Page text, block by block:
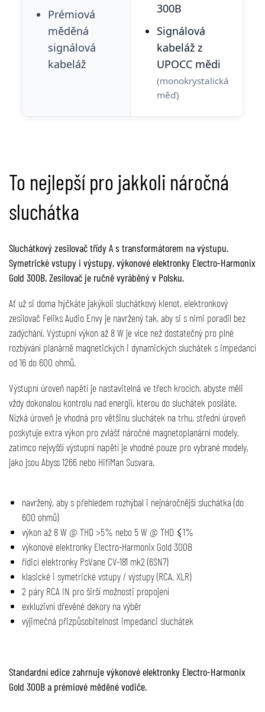
Prémiová
měděná
signálová
kabeláž
300B
Signálová
kabeláž z
UPOCC mědi
(monokrystalická
měď)
To nejlepší pro jakkoli náročná
sluchátka
Sluchátkový zesilovač třídy A s transformátorem na výstupu.
Symetrické vstupy i výstupy, výkonové elektronky Electro-Harmonix
Gold 300B. Zesilovač je ručně vyráběný v Polsku.
Ať už si doma hýčkáte jakýkoli sluchátkový klenot, elektronkový
zesilovač Feliks Audio Envy je navržený tak, aby si s nimi poradil bez
zadýchání. Výstupní výkon až 8 W je více než dostatečný pro plné
rozbývání planárně magnetických i dynamických sluchátek s impedancí
od 16 do 600 ohmů.
Výstupní úroveň napětí je nastavitelná ve třech krocích, abyste měli
vždy dokonalou kontrolu nad energií, kterou do sluchátek posíláte.
Nízká úroveň je vhodná pro většinu sluchátek na trhu, střední úroveň
poskytuje extra výkon pro zvlášť náročné magnetoplanární modely,
zatímco nejvyšší výstupní napětí je vhodné pouze pro vybrané modely,
jako jsou Abyss 1266 nebo HifiMan Susvara.
navržený, aby s přehledem rozhýbal i nejnáročnější sluchátka (do
600 ohmů)
výkon až 8 W @ THD >5% nebo 5 W @ THD ⩽1%
výkonové elektronky Electro-Harmonix Gold 300B
řídicí elektronky PsVane CV-181 mk2 (6SN7)
klasické i symetrické vstupy / výstupy (RCA, XLR)
2 páry RCA IN pro širší možnosti propojení
exkluzivní dřevěné dekory na výběr
výjimečná přizpůsobitelnost impedanci sluchátek
Standardní edice zahrnuje výkonové elektronky Electro-Harmonix
Gold 300B a prémiové měděné vodiče.